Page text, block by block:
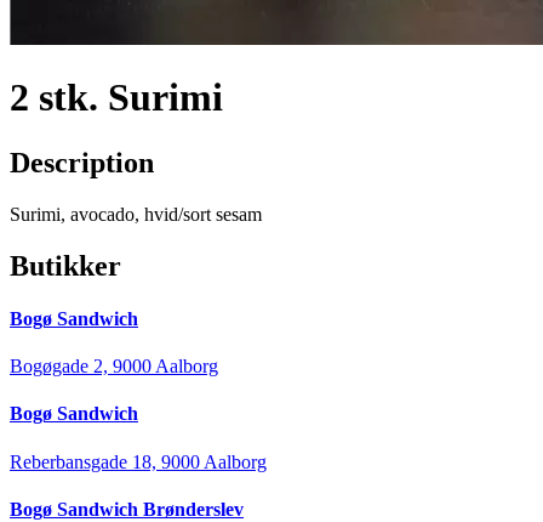
2 stk. Surimi
Description
Surimi, avocado, hvid/sort sesam
Butikker
Bogø Sandwich
Bogøgade 2, 9000 Aalborg
Bogø Sandwich
Reberbansgade 18, 9000 Aalborg
Bogø Sandwich Brønderslev